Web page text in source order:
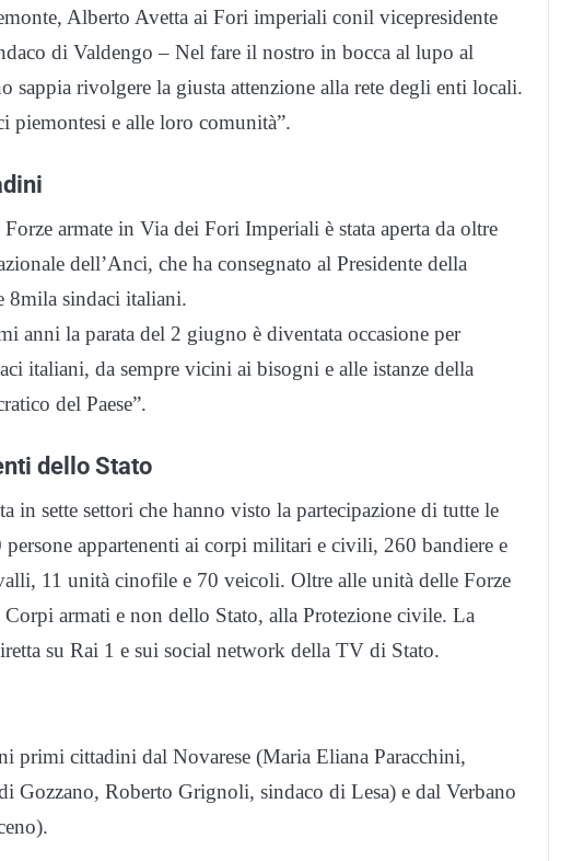
Alberto Avetta ai Fori imperiali conil vicepresidente
di Valdengo – Nel fare il nostro in bocca al lupo al
sappia rivolgere la giusta attenzione alla rete degli enti locali.
piemontesi e alle loro comunità”.
armate in Via dei Fori Imperiali è stata aperta da oltre
dell’Anci, che ha consegnato al Presidente della
8mila sindaci italiani.
anni la parata del 2 giugno è diventata occasione per
italiani, da sempre vicini ai bisogni e alle istanze della
del Paese”.
dello Stato
in sette settori che hanno visto la partecipazione di tutte le
appartenenti ai corpi militari e civili, 260 bandiere e
11 unità cinofile e 70 veicoli. Oltre alle unità delle Forze
Corpi armati e non dello Stato, alla Protezione civile. La
su Rai 1 e sui social network della TV di Stato.
primi cittadini dal Novarese (Maria Eliana Paracchini,
Gozzano, Roberto Grignoli, sindaco di Lesa) e dal Verbano